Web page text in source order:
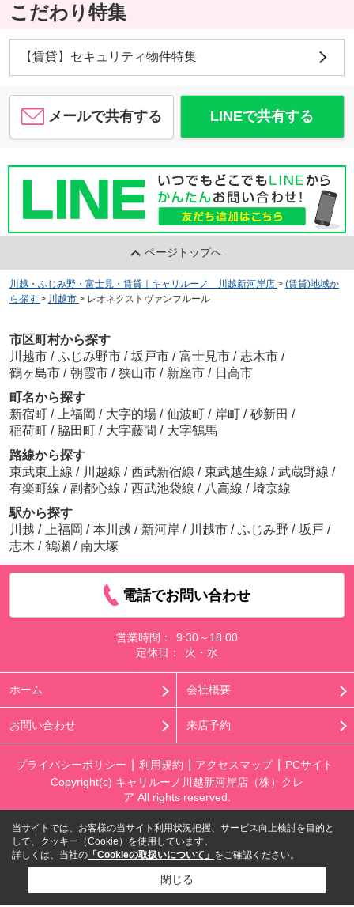
こだわり特集
【賃貸】セキュリティ物件特集
メールで共有する LINEで共有する
ページトップへ
川越・ふじみ野・富士見・賃貸｜キャリルーノ 川越新河岸店 > (賃貸)地域か
ら探す > 川越市 > レオネクストヴァンフルール
市区町村から探す
川越市 / ふじみ野市 / 坂戸市 / 富士見市 / 志木市 /
鶴ヶ島市 / 朝霞市 / 狭山市 / 新座市 / 日高市
町名から探す
新宿町 / 上福岡 / 大字的場 / 仙波町 / 岸町 / 砂新田 /
稲荷町 / 脇田町 / 大字藤間 / 大字鶴馬
路線から探す
東武東上線 / 川越線 / 西武新宿線 / 東武越生線 / 武蔵野線 /
有楽町線 / 副都心線 / 西武池袋線 / 八高線 / 埼京線
駅から探す
川越 / 上福岡 / 本川越 / 新河岸 / 川越市 / ふじみ野 / 坂戸 /
志木 / 鶴瀬 / 南大塚
電話でお問い合わせ
営業時間：
9:30～18:00
定休日：
火・水
ホーム 会社概要
お問い合わせ 来店予約
プライバシーポリシー 利用規約 アクセスマップ
PCサイト
Copyright(c) キャリルーノ川越新河岸店（株）クレ
ア All rights reserved.
当サイトでは、お客様の当サイト利用状況把握、サービス向上検討を目的と
して、クッキー（Cookie）を使用しています。
詳しくは、当社の 「Cookieの取扱いについて」 をご確認ください。
閉じる